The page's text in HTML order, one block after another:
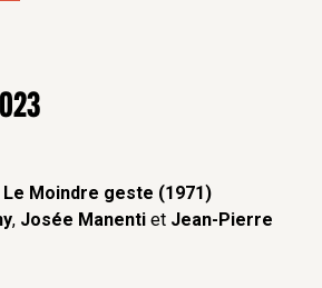
Moindre geste (1971)
, Josée Manenti et Jean-Pierre